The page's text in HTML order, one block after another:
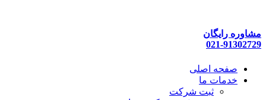
محتوا
مشاوره رایگان
021-91302729
صفحه اصلی
خدمات ما
ثبت شرکت